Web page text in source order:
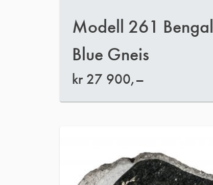
Modell 261 Bengal
Blue Gneis
kr27 900,–